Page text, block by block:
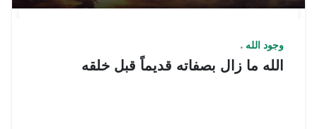
وجود الله
الله ما زال بصفاته قديماً قبل خلقه